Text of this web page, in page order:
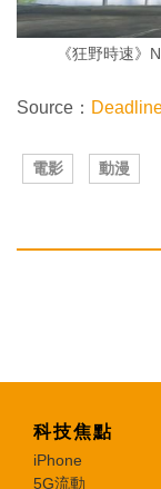
《狂野時速》
Source：
電影 動漫
科技焦點
iPhone
5G流動